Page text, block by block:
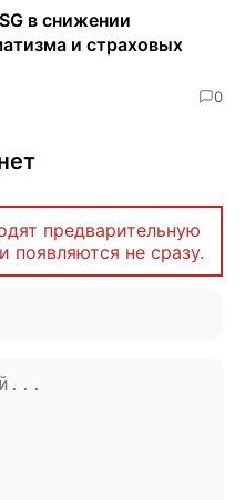
в снижении
и страховых
0
предварительную
не сразу.